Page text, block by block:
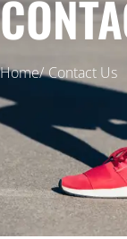
Home/ Contact Us